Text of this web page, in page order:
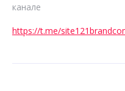
канале
https://t.me/